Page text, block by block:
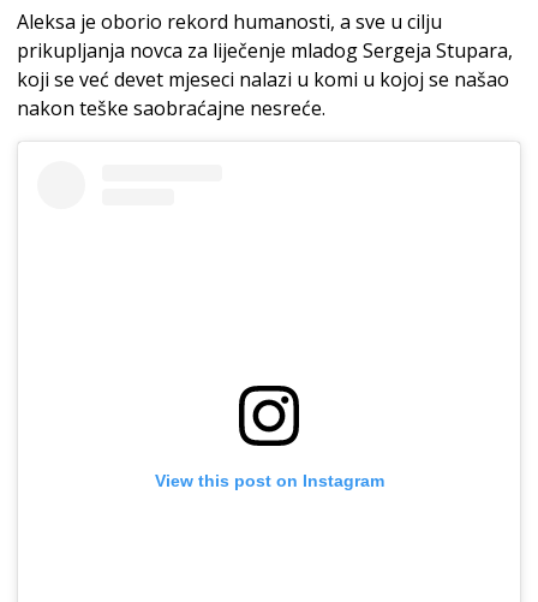
Aleksa je oborio rekord humanosti, a sve u cilju
prikupljanja novca za liječenje mladog Sergeja Stupara,
koji se već devet mjeseci nalazi u komi u kojoj se našao
nakon teške saobraćajne nesreće.
View this post on Instagram